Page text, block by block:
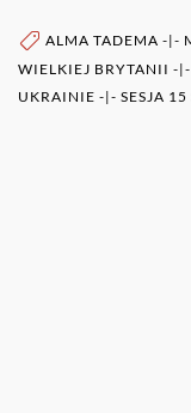
ALMA TADEMA -|-
WIELKIEJ BRYTANII -|-
UKRAINIE -|- SESJA